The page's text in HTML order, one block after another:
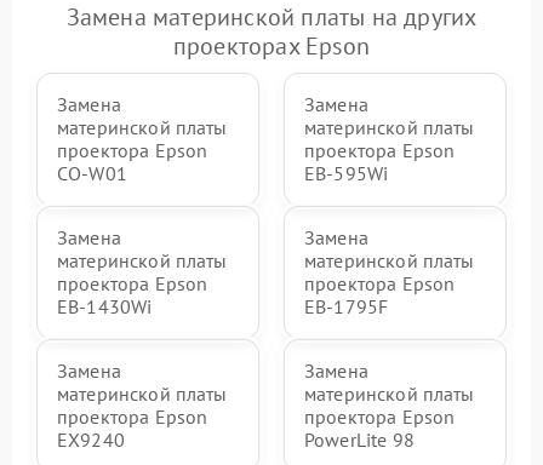
Замена материнской платы на других
проекторах Epson
Замена
материнской платы
проектора Epson
CO-W01
Замена
материнской платы
проектора Epson
EB-595Wi
Замена
материнской платы
проектора Epson
EB-1430Wi
Замена
материнской платы
проектора Epson
EB-1795F
Замена
материнской платы
проектора Epson
EX9240
Замена
материнской платы
проектора Epson
PowerLite 98